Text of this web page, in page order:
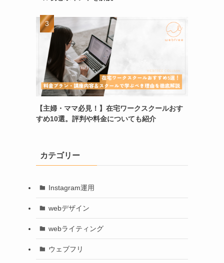
【主婦・ママ必見！】在宅ワークスクールおす
すめ10選。評判や料金についても紹介
カテゴリー
Instagram運用
webデザイン
webライティング
ウェブフリ